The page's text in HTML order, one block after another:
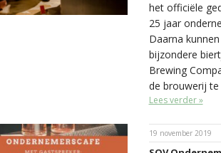
het officiële
25 jaar
Daarna
bijzondere
Brewing
de brouwerij
Lees verder »
19 november 2019